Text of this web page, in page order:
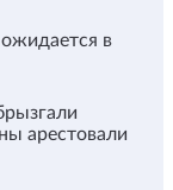
в
арестовали